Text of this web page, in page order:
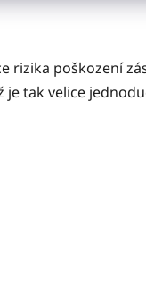
rizika poškození
tak velice